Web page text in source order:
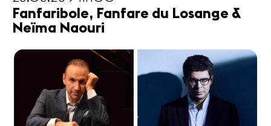
Fanfaribole, Fanfare du Losange &
Neïma Naouri